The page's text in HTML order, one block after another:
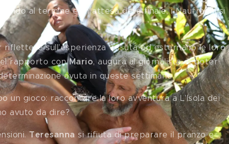
al termine e, in attesa della finale, i Naufraghi si
riflettere sull’esperienza vissuta ed esternano le loro
rapporto con Mario, augura al giornalista di poter
avuta in queste settimane.
un gioco: raccontare la loro avventura a L’Isola dei
avuto da dire?
Teresanna si rifiuta di preparare il pranzo e